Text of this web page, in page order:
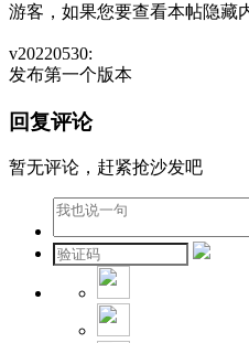
游客，如果您要查看本帖隐藏
v20220530:
发布第一个版本
回复评论
暂无评论，赶紧抢沙发吧